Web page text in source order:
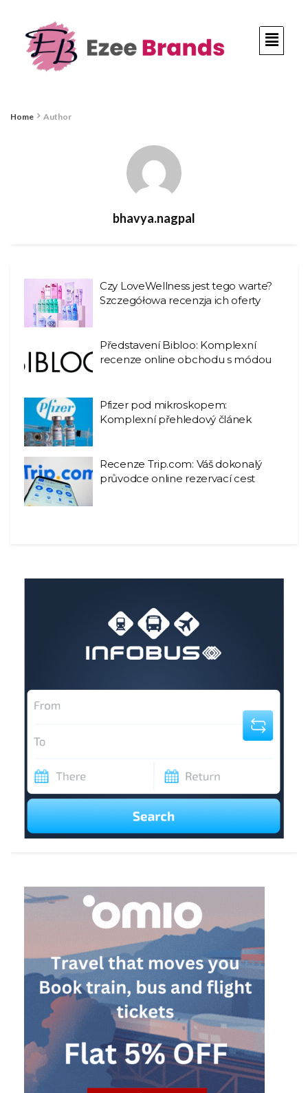
Home Author
bhavya.nagpal
Czy LoveWellness jest tego warte?
Szczegółowa recenzja ich oferty
Představení Bibloo: Komplexní
recenze online obchodu s módou
Pfizer pod mikroskopem:
Komplexní přehledový článek
Recenze Trip.com: Váš dokonalý
průvodce online rezervací cest